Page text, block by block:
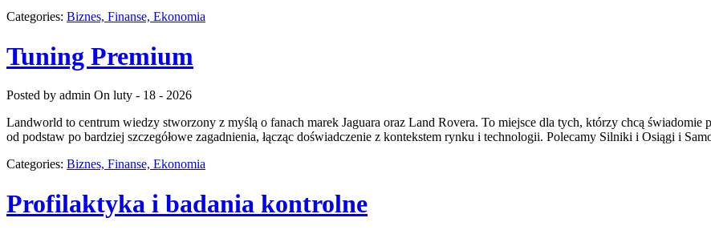
Categories: Biznes, Finanse, Ekonomia
Tuning Premium
Posted by admin On luty - 18 - 2026
Landworld to centrum wiedzy stworzony z myślą o fanach marek Jaguara oraz Land Rovera. To miejsce dla tych, którzy chcą świadomie
od podstaw po bardziej szczegółowe zagadnienia, łącząc doświadczenie z kontekstem rynku i technologii. Polecamy Silniki i Osiągi i
Categories: Biznes, Finanse, Ekonomia
Profilaktyka i badania kontrolne